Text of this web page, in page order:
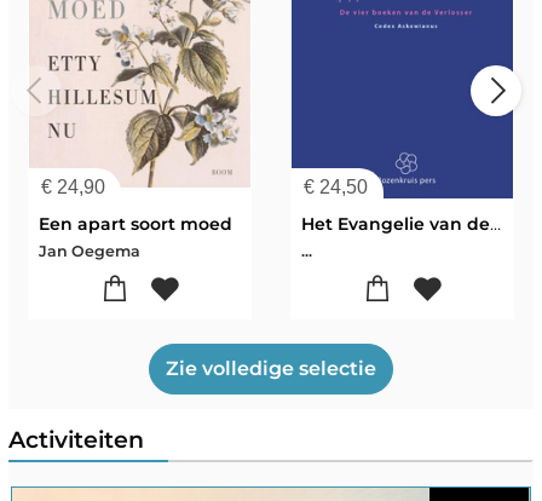
€ 24,90
Een apart soort moed
Jan Oegema
€ 24,50
Het Evangelie van de Pistis Sophia
...
Zie volledige selectie
Activiteiten